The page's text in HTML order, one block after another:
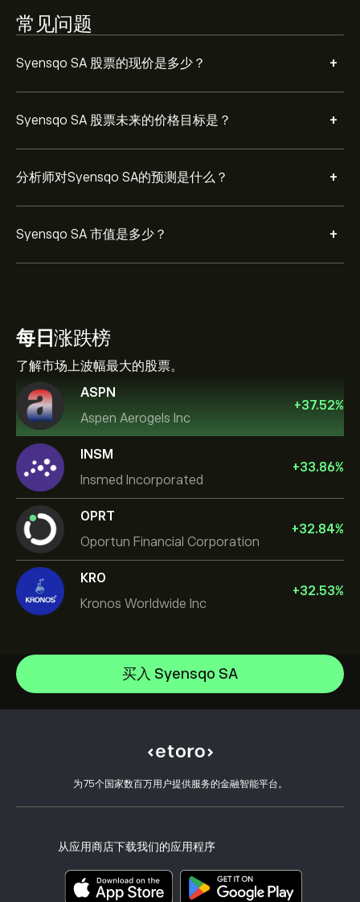
常见问题
Syensqo SA 股票的现价是多少？ +
Syensqo SA 股票未来的价格目标是？ +
分析师对Syensqo SA的预测是什么？ +
Syensqo SA 市值是多少？ +
每日涨跌榜
了解市场上波幅最大的股票。
ASPN
Aspen Aerogels Inc
+37.52%
INSM
Insmed Incorporated
+33.86%
OPRT
Oportun Financial Corporation
+32.84%
KRO
Kronos Worldwide Inc
+32.53%
买入 Syensqo SA
为75个国家数百万用户提供服务的金融智能平台。
从应用商店下载我们的应用程序
NVIDIA Corporation
Microsoft
Apple
如何入金
如何出金
开设账户
客户端漏洞
CopyTrading 简介
负责任交易
eToro Academy
选择 eToro 的理由
我们的办事处
风险披露
关键信息文档
投诉信息（FCA 客户）
投资保险